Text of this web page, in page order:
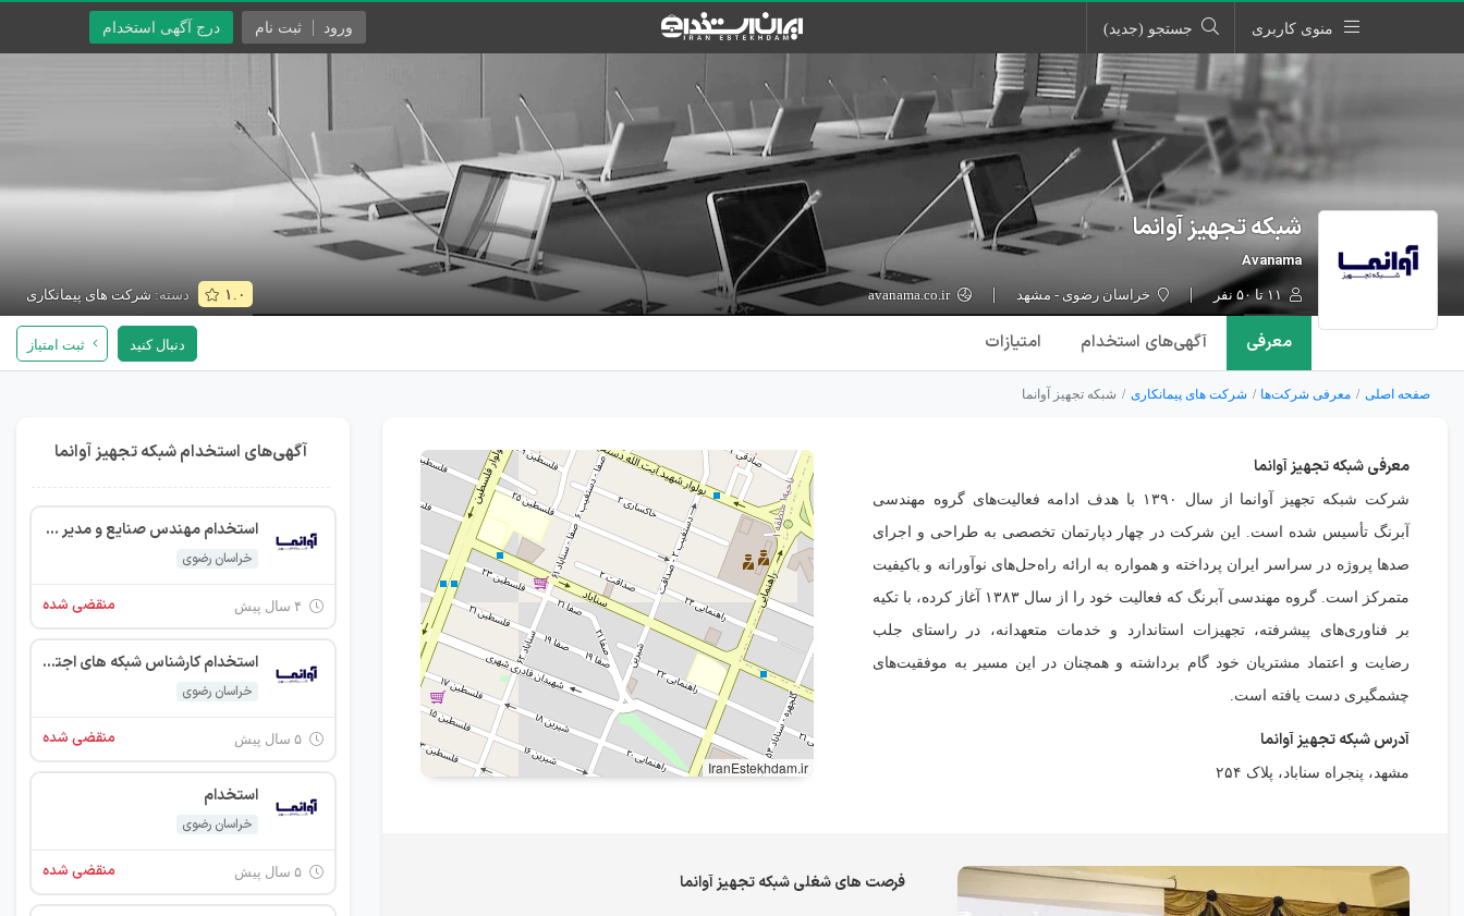
منوی کاربری جستجو (جدید) درج آگهی استخدام ورود ثبت نام
شبکه تجهیز آوانما
Avanama
خراسان رضوی - مشهد avanama.co.ir ۱.۰ دسته: شرکت های پیمانکاری
معرفی آگهی‌های استخدام امتیازات دنبال کنید ثبت امتیاز
صفحه اصلی معرفی شرکت‌ها شرکت های پیمانکاری شبکه تجهیز آوانما
معرفی شبکه تجهیز آوانما
شرکت شبکه تجهیز آوانما از سال ۱۳۹۰ با هدف ادامه فعالیت‌های گروه مهندسی
آبرنگ تأسیس شده است. این شرکت در چهار دپارتمان تخصصی به طراحی و اجرای
صدها پروژه در سراسر ایران پرداخته و همواره به ارائه راه‌حل‌های نوآورانه و باکیفیت
متمرکز است. گروه مهندسی آبرنگ که فعالیت خود را از سال ۱۳۸۳ آغاز کرده، با تکیه
بر فناوری‌های پیشرفته، تجهیزات استاندارد و خدمات متعهدانه، در راستای جلب
رضایت و اعتماد مشتریان خود گام برداشته و همچنان در این مسیر به موفقیت‌های
چشمگیری دست یافته است.
آدرس شبکه تجهیز آوانما
مشهد، پنجراه سناباد، پلاک ۲۵۴ IranEstekhdam.ir
فرصت های شغلی شبکه تجهیز آوانما
آگهی‌های استخدام شبکه تجهیز آوانما
استخدام مهندس صنایع و مدیر پروژه ( با سابقه حداقل 3 سال)
خراسان رضوی
منقضی شده
استخدام کارشناس شبکه های اجتماعی -کارشناس فروش - نصاب دوربین مدار بسته
خراسان رضوی
منقضی شده
استخدام
خراسان رضوی
منقضی شده